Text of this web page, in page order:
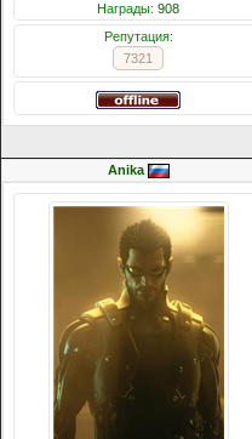
Награды: 908
Репутация:
7321
Anika